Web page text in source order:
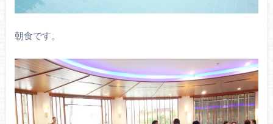
朝食です。